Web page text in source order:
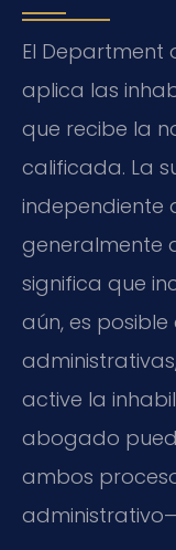
El Department
aplica las
que recibe la
calificada. La
independiente
generalmente
significa que
aún, es
active la
abogado
ambos